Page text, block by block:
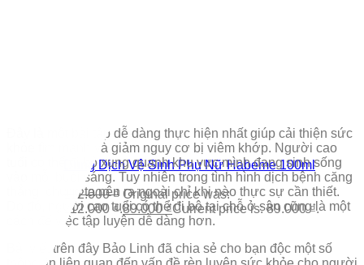
Dung Dịch Vệ Sinh Phụ Nữ Habeme 100ml
112.000₫ Original price was:
112.000 ₫.89.000₫Current price is: 89.000 ₫.
Đây là một bài tập dễ dàng thực hiện nhất giúp cải thiện sức
khỏe tìm mạnh và giảm nguy cơ bị viêm khớp. Người cao
tuổi có thể đi bộ xung quanh khu vực mình đang sinh sống
vào mỗi buổi sáng. Tuy nhiên trong tình hình dịch bệnh căng
thẳng, chúng ta nên ra ngoài chỉ khi nào thực sự cần thiết.
Do đó, người cao tuổi có thể đi bộ tại chỗ ở sân cũng là một
cách để việc tập luyện dễ dàng hơn.
Bài viết trên đây Bảo Linh đã chia sẻ cho bạn độc một số